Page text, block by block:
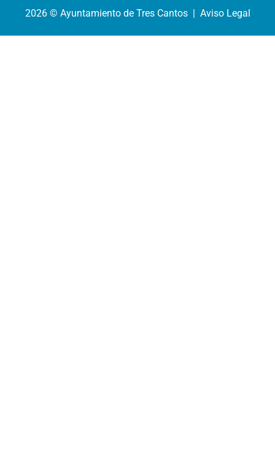
2026 © Ayuntamiento de Tres Cantos | Aviso Legal